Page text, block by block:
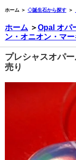
ホーム ＞ ◇誕生石から探す ＞
ホーム ＞Opal オパ
ン・オニオン・マ
プレシャスオパ
売り